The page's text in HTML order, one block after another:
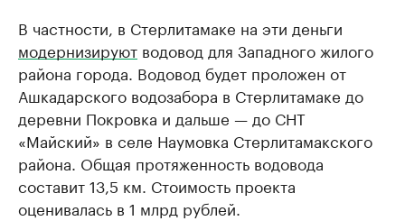
В частности, в Стерлитамаке на эти деньги
модернизируют водовод для Западного жилого
района города. Водовод будет проложен от
Ашкадарского водозабора в Стерлитамаке до
деревни Покровка и дальше — до СНТ
«Майский» в селе Наумовка Стерлитамакского
района. Общая протяженность водовода
составит 13,5 км. Стоимость проекта
оценивалась в 1 млрд рублей.